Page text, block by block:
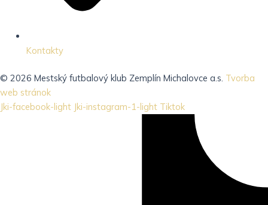
Kontakty
© 2026 Mestský futbalový klub Zemplín Michalovce a.s. Tvorba
web stránok
Jki-facebook-light Jki-instagram-1-light Tiktok